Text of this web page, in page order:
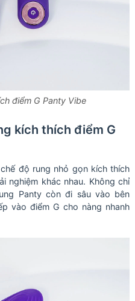
điểm G Panty Vibe
kích thích điểm G
độ rung nhỏ gọn kích thích
nghiệm khác nhau. Không chỉ
Panty còn đi sâu vào bên
vào điểm G cho nàng nhanh